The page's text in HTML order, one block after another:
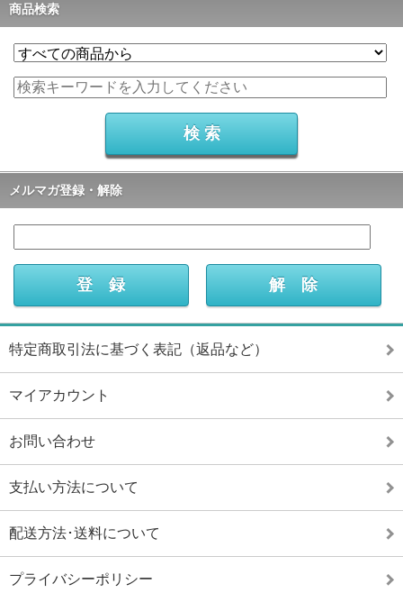
商品検索
メルマガ登録・解除
特定商取引法に基づく表記（返品など）
マイアカウント
お問い合わせ
支払い方法について
配送方法･送料について
プライバシーポリシー